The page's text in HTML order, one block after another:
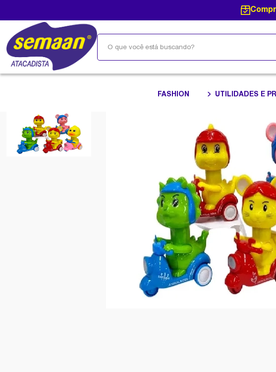
FASHION UTILIDADES E